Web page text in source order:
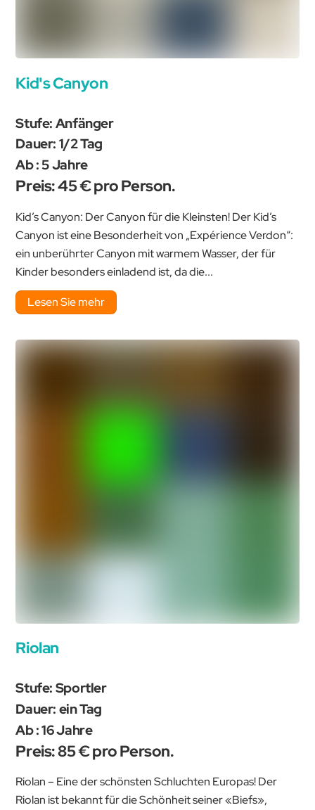
Kid's Canyon
Stufe: Anfänger
Dauer: 1/2 Tag
Ab : 5 Jahre
Preis: 45 € pro Person.
Kid’s Canyon: Der Canyon für die Kleinsten! Der Kid’s
Canyon ist eine Besonderheit von „Expérience Verdon“:
ein unberührter Canyon mit warmem Wasser, der für
Kinder besonders einladend ist, da die...
Lesen Sie mehr
Riolan
Stufe: Sportler
Dauer: ein Tag
Ab : 16 Jahre
Preis: 85 € pro Person.
Riolan – Eine der schönsten Schluchten Europas! Der
Riolan ist bekannt für die Schönheit seiner «Biefs»,